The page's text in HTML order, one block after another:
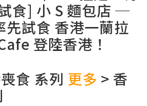
食] 小 S 麵包店 ─
先試食 香港一蘭拉
登陸香港！
食 系列 更多 > 香